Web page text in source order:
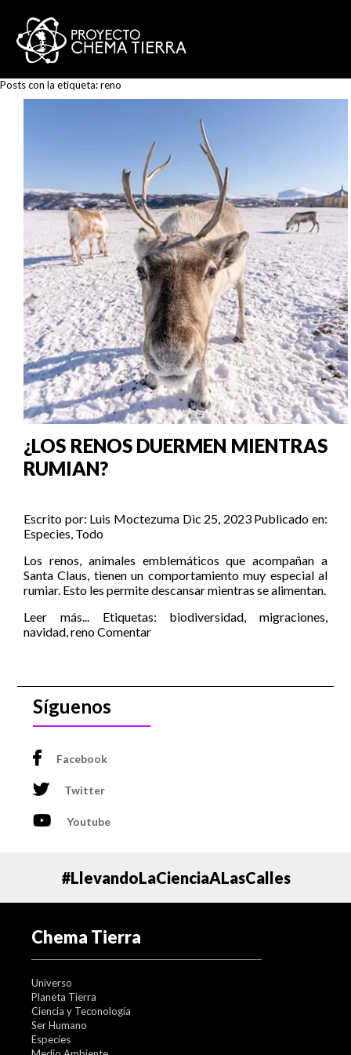
Posts con la etiqueta:reno
¿LOS RENOS DUERMEN MIENTRAS
RUMIAN?
Escrito por: Luis Moctezuma Dic 25, 2023 Publicado en:
Especies, Todo
Los renos, animales emblemáticos que acompañan a
Santa Claus, tienen un comportamiento muy especial al
rumiar. Esto les permite descansar mientras se alimentan.
Leer más...
Etiquetas: biodiversidad, migraciones,
navidad,renoComentar
Síguenos
Facebook
Twitter
Youtube
#LlevandoLaCienciaALasCalles
Chema Tierra
Universo
Planeta Tierra
Ciencia y Teconología
Ser Humano
Especies